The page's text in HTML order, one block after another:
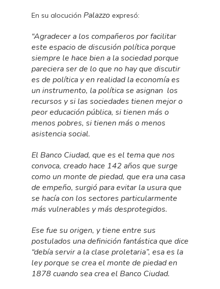
En su alocución Palazzo expresó:
“Agradecer a los compañeros por facilitar
este espacio de discusión política porque
siempre le hace bien a la sociedad porque
pareciera ser de lo que no hay que discutir
es de política y en realidad la economía es
un instrumento, la política se asignan los
recursos y si las sociedades tienen mejor o
peor educación pública, si tienen más o
menos pobres, si tienen más o menos
asistencia social.
El Banco Ciudad, que es el tema que nos
convoca, creado hace 142 años que surge
como un monte de piedad, que era una casa
de empeño, surgió para evitar la usura que
se hacía con los sectores particularmente
más vulnerables y más desprotegidos.
Ese fue su origen, y tiene entre sus
postulados una definición fantástica que dice
“debía servir a la clase proletaria”, esa es la
ley porque se crea el monte de piedad en
1878 cuando sea crea el Banco Ciudad.